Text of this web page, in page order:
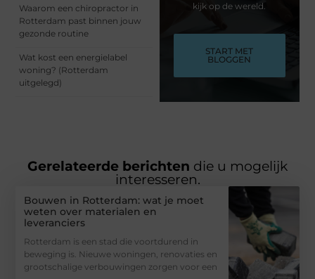
Waarom een chiropractor in
Rotterdam past binnen jouw
gezonde routine
Wat kost een energielabel
woning? (Rotterdam
uitgelegd)
kijk op de wereld.
START MET
BLOGGEN
Gerelateerde berichten die u mogelijk
interesseren.
Bouwen in Rotterdam: wat je moet
weten over materialen en
leveranciers
Rotterdam is een stad die voortdurend in
beweging is. Nieuwe woningen, renovaties en
grootschalige verbouwingen zorgen voor een